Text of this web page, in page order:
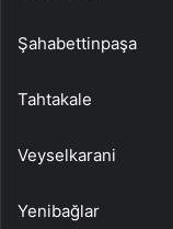
Şahabettinpaşa
Tahtakale
Veyselkarani
Yenibağlar